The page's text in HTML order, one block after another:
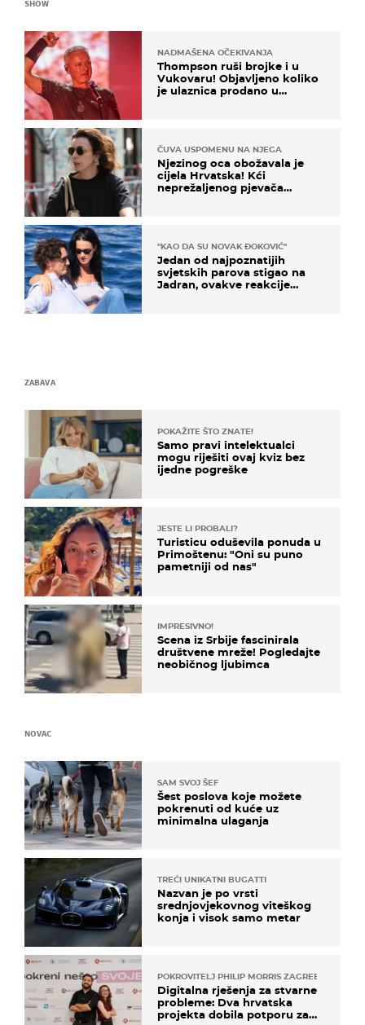
SHOW
NADMAŠENA OČEKIVANJA
Thompson ruši brojke i u
Vukovaru! Objavljeno koliko
je ulaznica prodano u
ČUVA USPOMENU NA NJEGA
Njezinog oca obožavala je
cijela Hrvatska! Kći
neprežaljenog pjevača
"KAO DA SU NOVAK ĐOKOVIĆ"
Jedan od najpoznatijih
svjetskih parova stigao na
Jadran, ovakve reakcije
ZABAVA
POKAŽITE ŠTO ZNATE!
Samo pravi intelektualci
mogu riješiti ovaj kviz bez
ijedne pogreške
JESTE LI PROBALI?
Turisticu oduševila ponuda u
Primoštenu: "Oni su puno
pametniji od nas"
IMPRESIVNO!
Scena iz Srbije fascinirala
društvene mreže! Pogledajte
neobičnog ljubimca
NOVAC
SAM SVOJ ŠEF
Šest poslova koje možete
pokrenuti od kuće uz
minimalna ulaganja
TREĆI UNIKATNI BUGATTI
Nazvan je po vrsti
srednjovjekovnog viteškog
konja i visok samo metar
POKROVITELJ PHILIP MORRIS ZAGREB
Digitalna rješenja za stvarne
probleme: Dva hrvatska
projekta dobila potporu za